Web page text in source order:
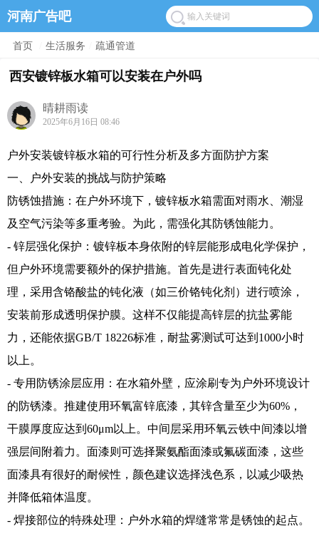
河南广告吧
首页 生活服务 疏通管道
西安镀锌板水箱可以安装在户外吗
晴耕雨读
2025年6月16日 08:46
户外安装镀锌板水箱的可行性分析及多方面防护方案
一、户外安装的挑战与防护策略
防锈蚀措施：在户外环境下，镀锌板水箱需面对雨水、潮湿
及空气污染等多重考验。为此，需强化其防锈蚀能力。
- 锌层强化保护：镀锌板本身依附的锌层能形成电化学保护，
但户外环境需要额外的保护措施。首先是进行表面钝化处
理，采用含铬酸盐的钝化液（如三价铬钝化剂）进行喷涂，
安装前形成透明保护膜。这样不仅能提高锌层的抗盐雾能
力，还能依据GB/T 18226标准，耐盐雾测试可达到1000小时
以上。
- 专用防锈涂层应用：在水箱外壁，应涂刷专为户外环境设计
的防锈漆。推建使用环氧富锌底漆，其锌含量至少为60%，
干膜厚度应达到60μm以上。中间层采用环氧云铁中间漆以增
强层间附着力。面漆则可选择聚氨酯面漆或氟碳面漆，这些
面漆具有很好的耐候性，颜色建议选择浅色系，以减少吸热
并降低箱体温度。
- 焊接部位的特殊处理：户外水箱的焊缝常常是锈蚀的起点。